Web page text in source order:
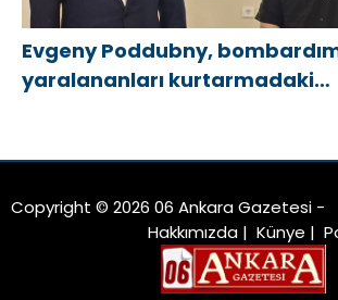
Evgeny Poddubny,
yaralananları kurtarmadaki
Copyright © 2026 06 Ankara Gazetesi -
Hakkımızda | Künye |